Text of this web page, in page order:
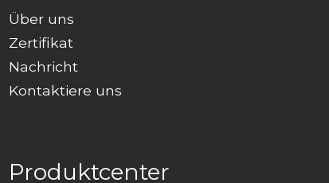
Über uns
Zertifikat
Nachricht
Kontaktiere uns
Produktcenter